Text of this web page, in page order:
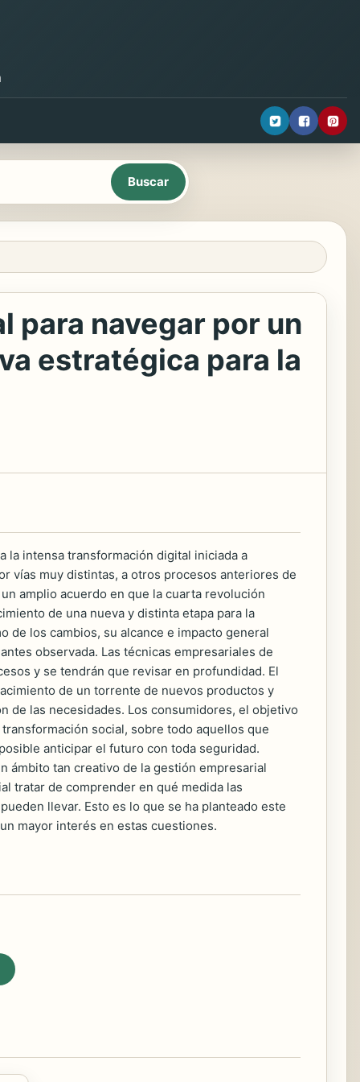
para navegar por un
estratégica para la
la intensa transformación digital iniciada a
vías muy distintas, a otros procesos anteriores de
amplio acuerdo en que la cuarta revolución
de una nueva y distinta etapa para la
de los cambios, su alcance e impacto general
observada. Las técnicas empresariales de
y se tendrán que revisar en profundidad. El
de un torrente de nuevos productos y
de las necesidades. Los consumidores, el objetivo
social, sobre todo aquellos que
anticipar el futuro con toda seguridad.
ámbito tan creativo de la gestión empresarial
tratar de comprender en qué medida las
llevar. Esto es lo que se ha planteado este
mayor interés en estas cuestiones.